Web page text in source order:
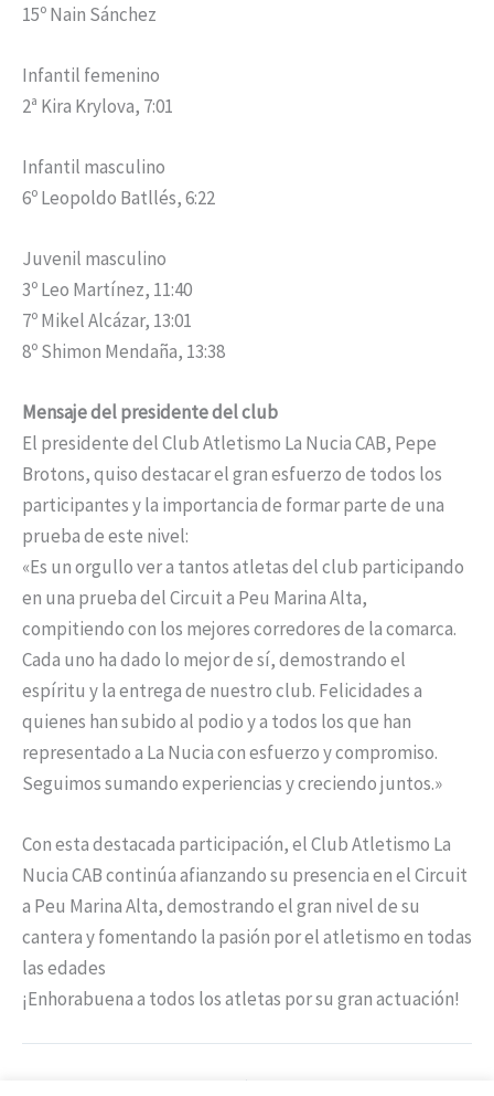
15º Nain Sánchez
Infantil femenino
2ª Kira Krylova, 7:01
Infantil masculino
6º Leopoldo Batllés, 6:22
Juvenil masculino
3º Leo Martínez, 11:40
7º Mikel Alcázar, 13:01
8º Shimon Mendaña, 13:38
Mensaje del presidente del club
El presidente del Club Atletismo La Nucia CAB, Pepe
Brotons, quiso destacar el gran esfuerzo de todos los
participantes y la importancia de formar parte de una
prueba de este nivel:
«Es un orgullo ver a tantos atletas del club participando
en una prueba del Circuit a Peu Marina Alta,
compitiendo con los mejores corredores de la comarca.
Cada uno ha dado lo mejor de sí, demostrando el
espíritu y la entrega de nuestro club. Felicidades a
quienes han subido al podio y a todos los que han
representado a La Nucia con esfuerzo y compromiso.
Seguimos sumando experiencias y creciendo juntos.»
Con esta destacada participación, el Club Atletismo La
Nucia CAB continúa afianzando su presencia en el Circuit
a Peu Marina Alta, demostrando el gran nivel de su
cantera y fomentando la pasión por el atletismo en todas
las edades
¡Enhorabuena a todos los atletas por su gran actuación!